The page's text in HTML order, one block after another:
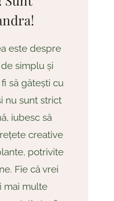
este despre
simplu și
să gătești cu
nu sunt strict
iubesc să
creative
potrivite
Fie că vrei
mai multe